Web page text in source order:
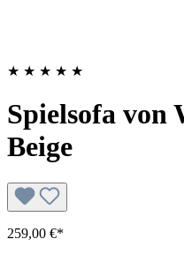
★ ★ ★ ★ ★
Spielsofa von
Beige
259,00 €*